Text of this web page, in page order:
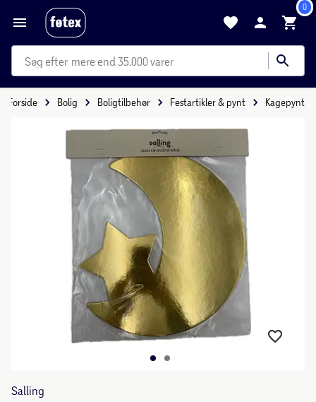
0
mere end 35.000 varer
Forside Bolig Boligtilbehør Festartikler & pynt Kagepynt
Salling